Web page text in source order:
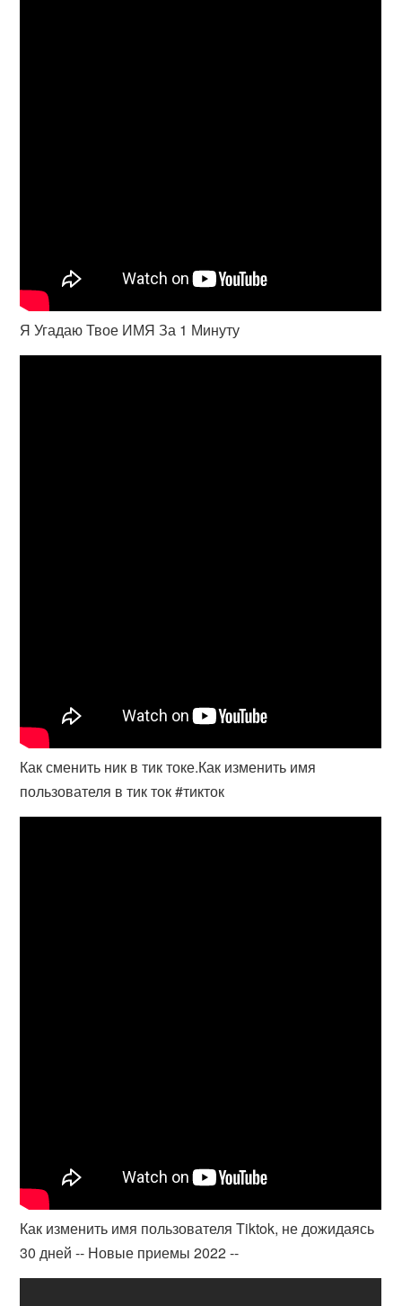
Я Угадаю Твое ИМЯ За 1 Минуту
Как сменить ник в тик токе.Как изменить имя
пользователя в тик ток #тикток
Как изменить имя пользователя Tiktok, не дожидаясь
30 дней -- Новые приемы 2022 --